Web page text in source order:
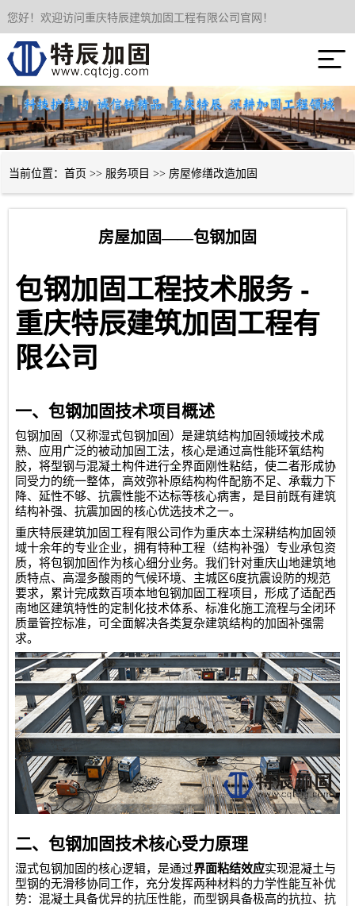
您好！欢迎访问重庆特辰建筑加固工程有限公司官网！

网站首页
服务项目
联系我们
当前位置： 首页 >> 服务项目 >> 房屋修缮改造加固
房屋加固——包钢加固
包钢加固工程技术服务-
重庆特辰建筑加固工程有
限公司
一、包钢加固技术项目概述
包钢加固（又称湿式包钢加固）是建筑结构加固领域技术成
熟、应用广泛的被动加固工法，核心是通过高性能环氧结构
胶，将型钢与混凝土构件进行全界面刚性粘结，使二者形成协
同受力的统一整体，高效弥补原结构构件配筋不足、承载力下
降、延性不够、抗震性能不达标等核心病害，是目前既有建筑
结构补强、抗震加固的核心优选技术之一。
重庆特辰建筑加固工程有限公司作为重庆本土深耕结构加固领
域十余年的专业企业，拥有特种工程（结构补强）专业承包资
质，将包钢加固作为核心细分业务。我们针对重庆山地建筑地
质特点、高湿多酸雨的气候环境、主城区6度抗震设防的规范
要求，累计完成数百项本地包钢加固工程项目，形成了适配西
南地区建筑特性的定制化技术体系、标准化施工流程与全闭环
质量管控标准，可全面解决各类复杂建筑结构的加固补强需
求。
二、包钢加固技术核心受力原理
湿式包钢加固的核心逻辑，是通过界面粘结效应实现混凝土与
型钢的无滑移协同工作，充分发挥两种材料的力学性能互补优
势：混凝土具备优异的抗压性能，而型钢具备极高的抗拉、抗